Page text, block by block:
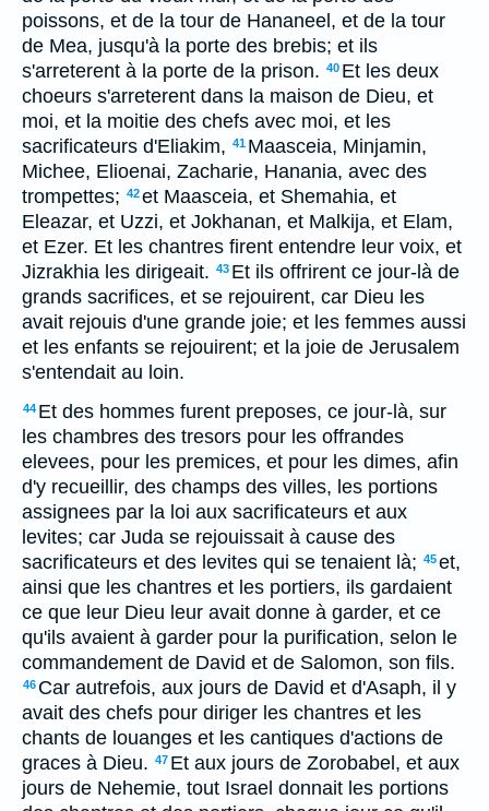
poissons, et de la tour de Hananeel, et de la tour
de Mea, jusqu'à la porte des brebis; et ils
s'arreterent à la porte de la prison. 40 Et les deux
choeurs s'arreterent dans la maison de Dieu, et
moi, et la moitie des chefs avec moi, et les
sacrificateurs d'Eliakim, 41 Maasceia, Minjamin,
Michee, Elioenai, Zacharie, Hanania, avec des
trompettes; 42et Maasceia, et Shemahia, et
Eleazar, et Uzzi, et Jokhanan, et Malkija, et Elam,
et Ezer. Et les chantres firent entendre leur voix, et
Jizrakhia les dirigeait. 43 Et ils offrirent ce jour-là de
grands sacrifices, et se rejouirent, car Dieu les
avait rejouis d'une grande joie; et les femmes aussi
et les enfants se rejouirent; et la joie de Jerusalem
s'entendait au loin.
44 Et des hommes furent preposes, ce jour-là, sur
les chambres des tresors pour les offrandes
elevees, pour les premices, et pour les dimes, afin
d'y recueillir, des champs des villes, les portions
assignees par la loi aux sacrificateurs et aux
levites; car Juda se rejouissait à cause des
sacrificateurs et des levites qui se tenaient là; 45et,
ainsi que les chantres et les portiers, ils gardaient
ce que leur Dieu leur avait donne à garder, et ce
qu'ils avaient à garder pour la purification, selon le
commandement de David et de Salomon, son fils.
46 Car autrefois, aux jours de David et d'Asaph, il y
avait des chefs pour diriger les chantres et les
chants de louanges et les cantiques d'actions de
graces à Dieu. 47 Et aux jours de Zorobabel, et aux
jours de Nehemie, tout Israel donnait les portions